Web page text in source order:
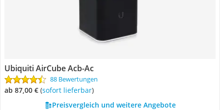
Ubiquiti AirCube Acb-Ac
88 Bewertungen
ab 87,00 € ( Sofort lieferbar)
Preisvergleich und weitere Angebote